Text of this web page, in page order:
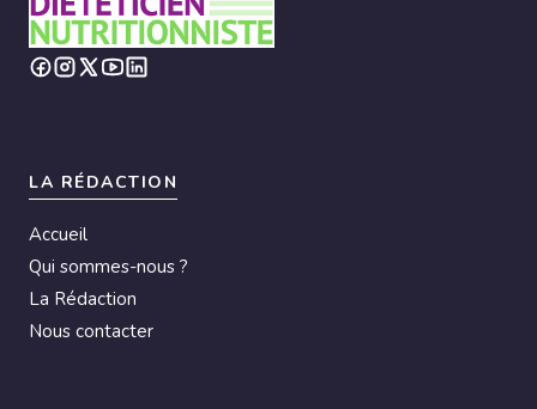
LA RÉDACTION
Accueil
Qui sommes-nous ?
La Rédaction
Nous contacter